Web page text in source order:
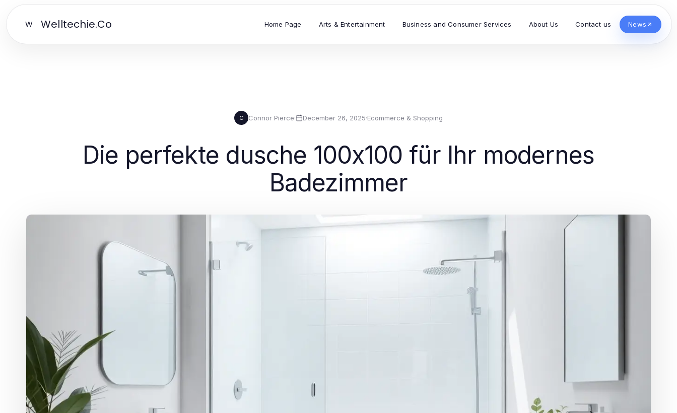
W Welltechie.Co Home Page Arts & Entertainment Business and Consumer Services About Us Contact us News
C Connor Pierce· December 26, 2025·Ecommerce & Shopping
Die perfekte dusche 100x100 für Ihr modernes
Badezimmer